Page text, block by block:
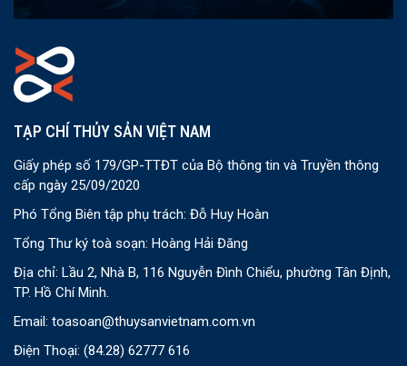
TẠP CHÍ THỦY SẢN VIỆT NAM
Giấy phép số 179/GP-TTĐT của Bộ thông tin và Truyền thông
cấp ngày 25/09/2020
Phó Tổng Biên tập phụ trách: Đỗ Huy Hoàn
Tổng Thư ký toà soạn: Hoàng Hải Đăng
Địa chỉ: Lầu 2, Nhà B, 116 Nguyễn Đình Chiểu, phường Tân Định,
TP. Hồ Chí Minh.
Email: toasoan@thuysanvietnam.com.vn
Điện Thoại: (84.28) 62777 616